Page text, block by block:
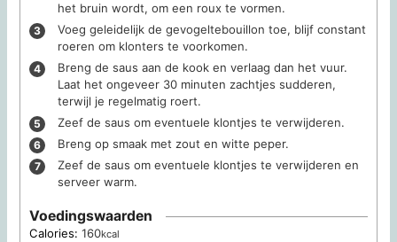
het bruin wordt, om een roux te vormen.
Voeg geleidelijk de gevogeltebouillon toe, blijf constant
roeren om klonters te voorkomen.
Breng de saus aan de kook en verlaag dan het vuur.
Laat het ongeveer 30 minuten zachtjes sudderen,
terwijl je regelmatig roert.
Zeef de saus om eventuele klontjes te verwijderen.
Breng op smaak met zout en witte peper.
Zeef de saus om eventuele klontjes te verwijderen en
serveer warm.
Voedingswaarden
Calories:160kcal